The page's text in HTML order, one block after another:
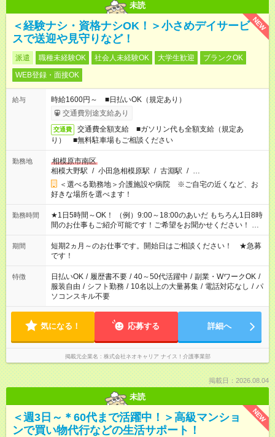
未読
NEW
＜経験ナシ・資格ナシOK！＞小さめデイサービ
スで送迎や見守りなど！
派遣 職種未経験OK 社会人未経験OK 大学生歓迎
ブランクOK
WEB登録・面接OK
給与
時給1600円～ ■日払いOK（規定あり）
交通費別途支給あり
交通費
交通費全額支給 ■ガソリン代も全額支給（規定あ
り） ■無料駐車場もご相談ください
勤務地
相模原市南区
相模大野駅 / 小田急相模原駅 / 古淵駅 / …
＜選べる勤務地＞介護施設や病院 ※ご自宅の近くなど、お
好きな場所を選べます！
勤務時間
★1日5時間～OK！ （例）9:00～18:00のあいだ もちろん1日8時
間のお仕事もご紹介可能です！ご希望をお聞かせください！ ★
家庭の都合でお休みが必要な場合も遠慮なくご相談ください。
※週最低15時間以上の勤務が必要です
期間
短期2ヵ月～のお仕事です。開始日はご相談ください！ ★急募
です！
特徴 日払いOK / 履歴書不要 / 40～50代活躍中 / 副業・WワークOK /
服装自由 / シフト勤務 / 10名以上の大量募集 / 電話対応なし / パ
ソコンスキル不要
気になる！ 応募する 詳細へ
掲載元企業名 株式会社ネオキャリア ナイス！介護事業部
掲載日：2026.08.04
未読
NEW
＜週3日～＊60代まで活躍中！＞高級マンショ
ンで買い物代行などの生活サポート！